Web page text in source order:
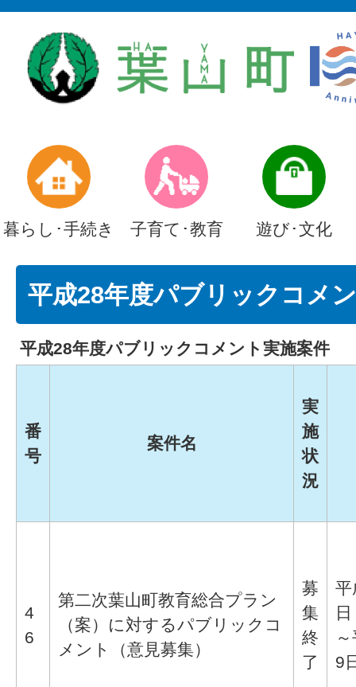
暮らし･手続き 子育て･教育 遊び･文化
平成28年度パブリックコメ
平成28年度パブリックコメント実施案件
番
号
案件名
実
施
状
況
4
6
第二次葉山町教育総合プラン
（案）に対するパブリックコ
メント（意見募集）
募
集
終
了
平
9